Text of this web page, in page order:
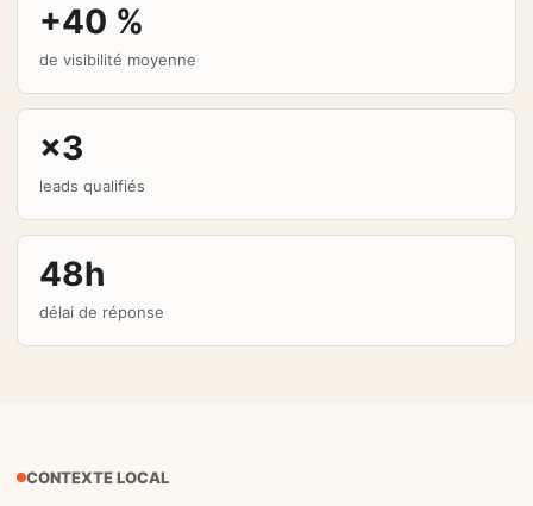
+40 %
de visibilité moyenne
×3
leads qualifiés
48h
délai de réponse
CONTEXTE LOCAL